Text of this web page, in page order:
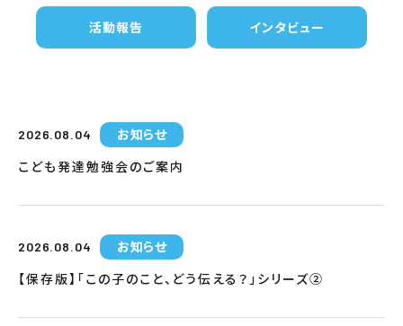
活動報告 インタビュー
2026.08.04
お知らせ
こども発達勉強会のご案内
2026.08.04
お知らせ
【保存版】「この子のこと、どう伝える？」シリーズ②